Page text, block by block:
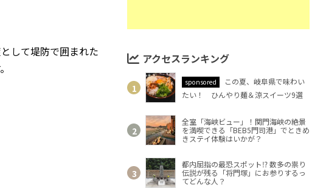
して堤防で囲まれた
アクセスランキング
sponsored
この夏、岐阜県で味わい
たい！ ひんやり麺＆涼スイーツ9選
全室「海峡ビュー」！関門海峡の絶景
を満喫できる「BEB5門司港」でときめ
きステイ体験はいかが？
都内屈指の最恐スポット⁉ 数多の祟り
伝説が残る「将門塚」にお参りするっ
てどんな人？